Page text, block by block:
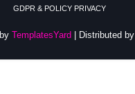
GDPR & POLICY PRIVACY
by TemplatesYard | Distributed by